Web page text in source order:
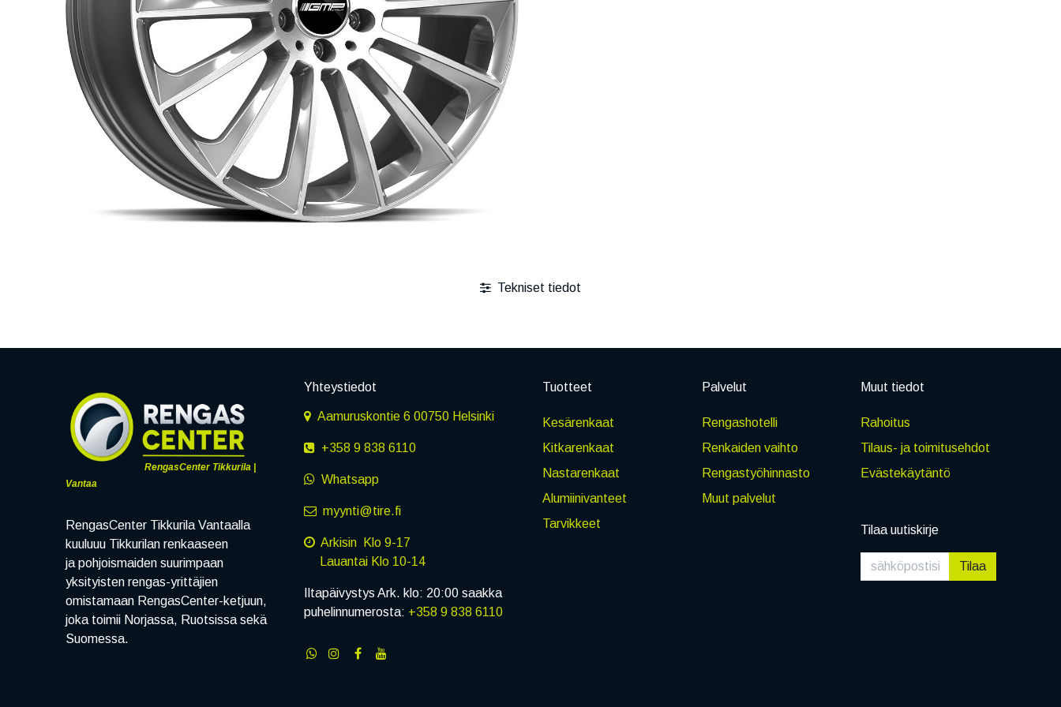
Tekniset tiedot
RengasCenter Tikkurila |
Vantaa
RengasCenter Tikkurila Vantaalla
kuuluuu Tikkurilan renkaaseen
ja pohjoismaiden suurimpaan
yksityisten rengas-yrittäjien
omistamaan RengasCenter-ketjuun,
joka toimii Norjassa, Ruotsissa sekä
Suomessa.
Yhteystiedot
Aamuruskontie 6 00750 Helsinki
+358 9 838 6110
Whatsapp
myynti@tire.fi
Arkisin Klo 9-17
Lauantai Klo 10-14
Iltapäivystys Ark. klo: 20:00 saakka
puhelinnumerosta: +358 9 838 6110
Tuotteet
Kesärenkaat
Kitkarenkaat
Nastarenkaat
Alumiinivanteet
Tarvikkeet
Palvelut
Rengashotelli
Renkaiden vaihto
Rengastyöhinnasto
Muut palvelut
Muut tiedot
Rahoitus
Tilaus- ja toimitusehdot
Evästekäytäntö
Tilaa uutiskirje
Tilaa